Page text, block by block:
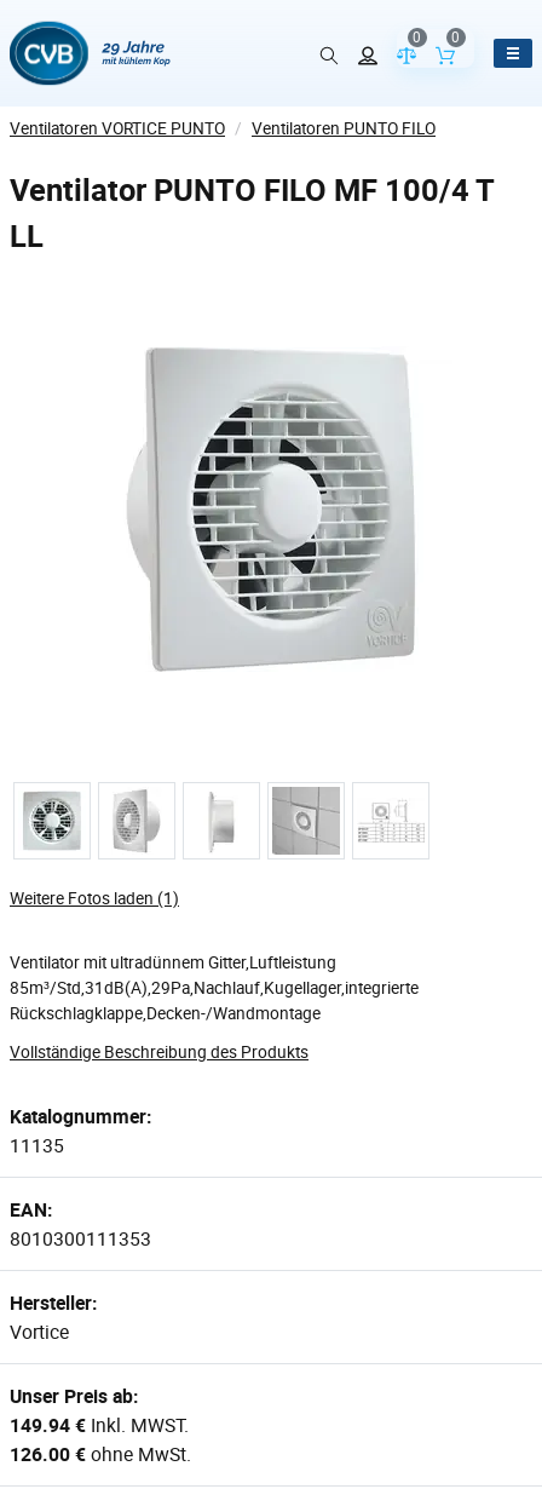
Vergleich der
0
Inhalt des
0
Ventilatoren VORTICE PUNTO / Ventilatoren PUNTO FILO
Ventilator PUNTO FILO MF 100/4 T
LL
Weitere Fotos laden (1)
Ventilator mit ultradünnem Gitter,Luftleistung
85m³/Std,31dB(A),29Pa,Nachlauf,Kugellager,integrierte
Rückschlagklappe,Decken-/Wandmontage
Vollständige Beschreibung des Produkts
Katalognummer:
11135
EAN:
8010300111353
Hersteller:
Vortice
Unser Preis ab:
149.94 € Inkl. MWST.
126.00 €ohne MwSt.